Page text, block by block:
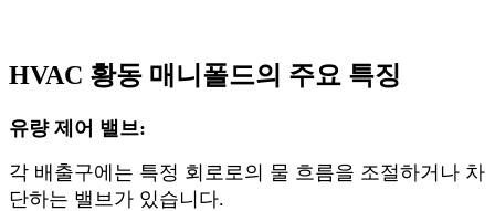
HVAC 황동 매니폴드의 주요 특징
유량 제어 밸브:
각 배출구에는 특정 회로로의 물 흐름을 조절하거나 차
단하는 밸브가 있습니다.